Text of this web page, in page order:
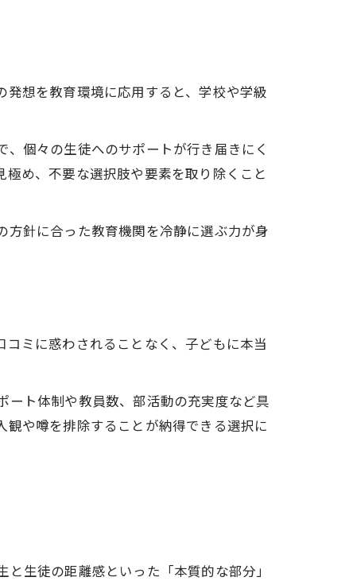
想を教育環境に応用すると、学校や学級
個々の生徒へのサポートが行き届きにく
め、不要な選択肢や要素を取り除くこと
針に合った教育機関を冷静に選ぶ力が身
ミに惑わされることなく、子どもに本当
ト体制や教員数、部活動の充実度など具
や噂を排除することが納得できる選択に
生徒の距離感といった「本質的な部分」